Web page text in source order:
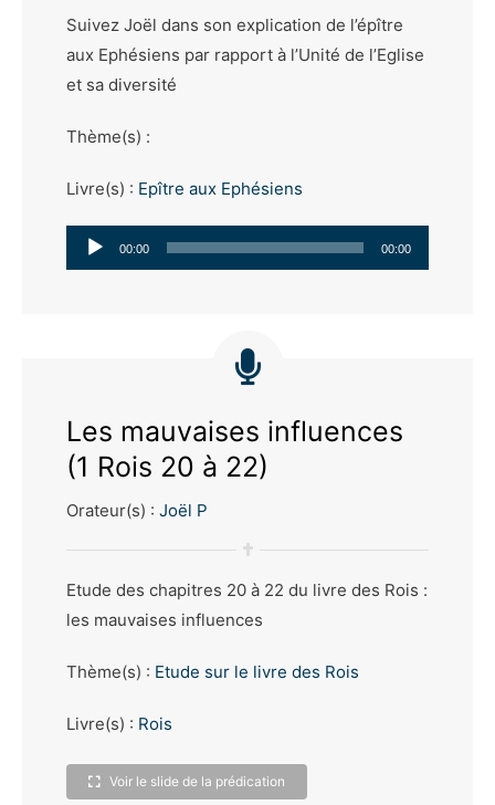
Suivez Joël dans son explication de l’épître
aux Ephésiens par rapport à l’Unité de l’Eglise
et sa diversité
Thème(s) :
Livre(s) : Epître aux Ephésiens
Lecteur
00:00 00:00
Les mauvaises influences
(1 Rois 20 à 22)
Orateur(s) : Joël P
Etude des chapitres 20 à 22 du livre des Rois :
les mauvaises influences
Thème(s) : Etude sur le livre des Rois
Livre(s) : Rois
Voir le slide de la prédication